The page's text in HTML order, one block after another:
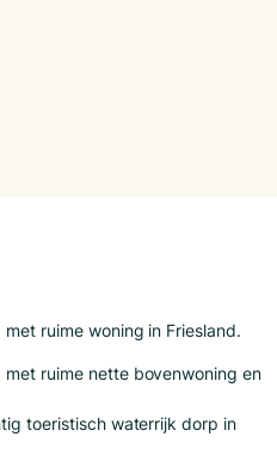
ruime woning in Friesland.
ruime nette bovenwoning en
toeristisch waterrijk dorp in